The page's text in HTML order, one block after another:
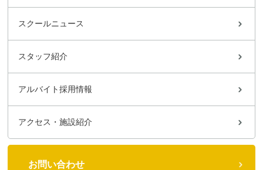
スクールニュース
スタッフ紹介
アルバイト採用情報
アクセス・施設紹介
お問い合わせ